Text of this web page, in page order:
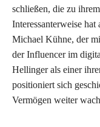
schließen, die zu
Interessanterweise
Michael Kühne, der
der Influencer im
Hellinger als einer
positioniert sich
Vermögen weiter